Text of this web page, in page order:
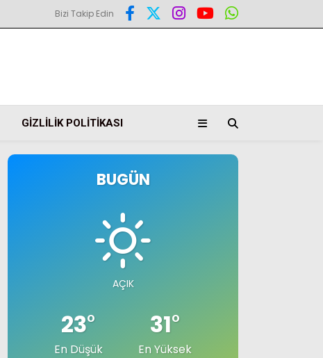
Bizi Takip Edin
GIZLILIK POLITIKASI
BUGÜN
AÇIK
23°
En Düşük
31°
En Yüksek